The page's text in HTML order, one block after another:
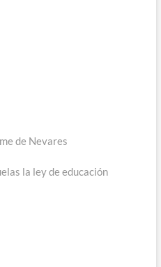
de Nevares
la ley de educación